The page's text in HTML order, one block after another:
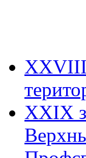
ХХVIII
XXIX